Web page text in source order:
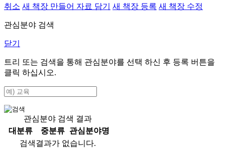
취소 새 책장 만들어 자료 담기 새 책장 등록 새 책장 수정
관심분야 검색
닫기
트리 또는 검색을 통해 관심분야를 선택 하신 후 등록 버튼을
클릭 하십시오.
관심분야 검색 결과
대분류
중분류
관심분야명
검색결과가 없습니다.